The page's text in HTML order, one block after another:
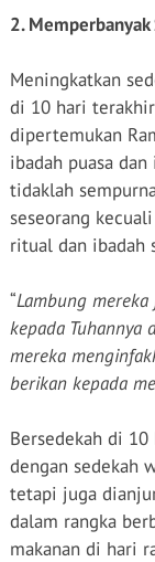
2. Memperbanyak
Meningkatkan
di 10 hari
dipertemukan
ibadah puasa
tidaklah
seseorang
ritual dan ibadah
“Lambung
kepada Tuhannya
mereka
berikan kepada
Bersedekah di
dengan sedekah
tetapi juga
dalam rangka
makanan di hari